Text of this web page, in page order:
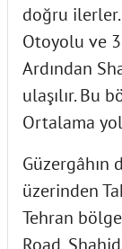
doğru
Otoyolu ve
Ardından
ulaşılır. Bu
Ortalama
Güzergâhın
üzerinden
Tehran
Road,